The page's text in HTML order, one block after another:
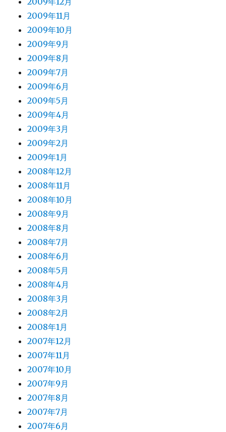
2009年11月
2009年10月
2009年9月
2009年8月
2009年7月
2009年6月
2009年5月
2009年4月
2009年3月
2009年2月
2009年1月
2008年12月
2008年11月
2008年10月
2008年9月
2008年8月
2008年7月
2008年6月
2008年5月
2008年4月
2008年3月
2008年2月
2008年1月
2007年12月
2007年11月
2007年10月
2007年9月
2007年8月
2007年7月
2007年6月